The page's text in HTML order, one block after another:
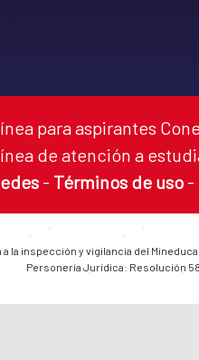
para aspirantes
de atención a
- Términos de uso -
la inspección y vigilancia del
Personería Jurídica: Resolución